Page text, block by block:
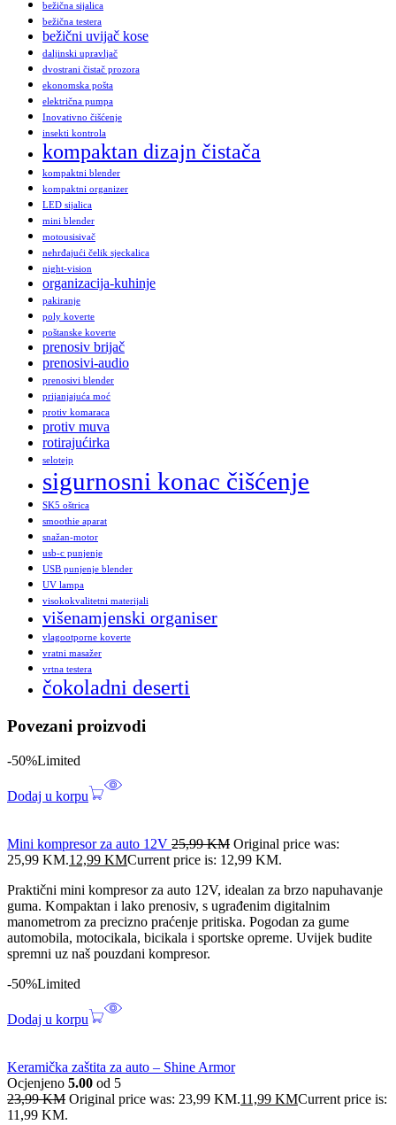
bežična sijalica
bežična testera
bežični uvijač kose
daljinski upravljač
dvostrani čistač prozora
ekonomska pošta
električna pumpa
Inovativno čišćenje
insekti kontrola
kompaktan dizajn čistača
kompaktni blender
kompaktni organizer
LED sijalica
mini blender
motousisivač
nehrđajući čelik sjeckalica
night-vision
organizacija-kuhinje
pakiranje
poly koverte
poštanske koverte
prenosiv brijač
prenosivi-audio
prenosivi blender
prijanjajuća moć
protiv komaraca
protiv muva
rotirajućirka
selotejp
sigurnosni konac čišćenje
SK5 oštrica
smoothie aparat
snažan-motor
usb-c punjenje
USB punjenje blender
UV lampa
visokokvalitetni materijali
višenamjenski organiser
vlagootporne koverte
vratni masažer
vrtna testera
čokoladni deserti
Povezani proizvodi
-50%Limited
Dodaj u korpu
Mini kompresor za auto 12V 25,99KM Original price was:
25,99 KM.12,99 KMCurrent price is: 12,99 KM.
Praktični mini kompresor za auto 12V, idealan za brzo napuhavanje
guma. Kompaktan i lako prenosiv, s ugrađenim digitalnim
manometrom za precizno praćenje pritiska. Pogodan za gume
automobila, motocikala, bicikala i sportske opreme. Uvijek budite
spremni uz naš pouzdani kompresor.
-50%Limited
Dodaj u korpu
Keramička zaštita za auto – Shine Armor
Ocjenjeno 5.00 od 5
23,99KM Original price was: 23,99 KM.11,99 KMCurrent price is:
11,99 KM.